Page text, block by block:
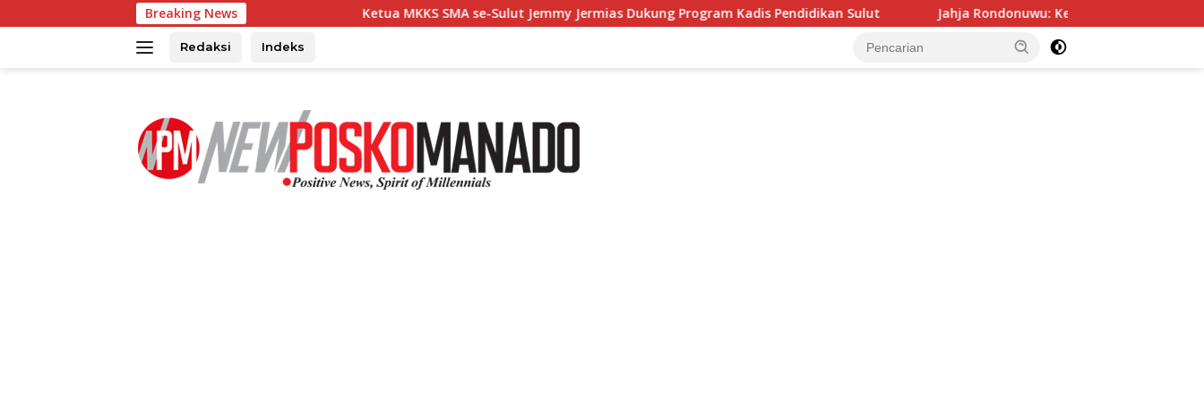
ke
Breaking News Ketua MKKS SMA se-Sulut Jemmy Jermias Dukung Program Kadis Pendidikan Sulut Jahja Rondonuwu: Kepala Sekolah Jangan Alergi Dengan
Redaksi Indeks